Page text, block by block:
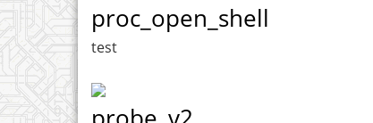
proc_open_shell
test